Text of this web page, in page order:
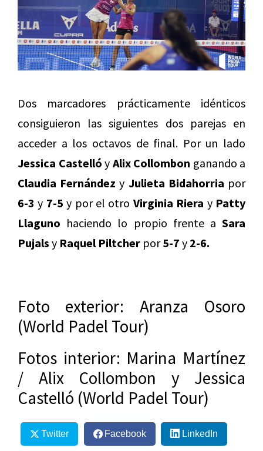
Dos marcadores prácticamente idénticos
consiguieron las siguientes dos parejas en
acceder a los octavos de final. Por un lado
Jessica Castelló y Alix Collombon ganando a
Claudia Fernández y Julieta Bidahorria por
6-3 y 7-5 y por el otro Virginia Riera y Patty
Llaguno haciendo lo propio frente a Sara
Pujals y Raquel Piltcher por5-7 y 2-6.
Foto exterior: Aranza Osoro
(World Padel Tour)
Fotos interior: Marina Martínez
/ Alix Collombon y Jessica
Castelló (World Padel Tour)
Twitter Facebook LinkedIn